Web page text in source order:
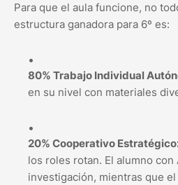
Para que el aula funcione, no
estructura ganadora para 6º es:
80% Trabajo Individual
en su nivel con materiales
20% Cooperativo
los roles rotan. El alumno con
investigación, mientras que